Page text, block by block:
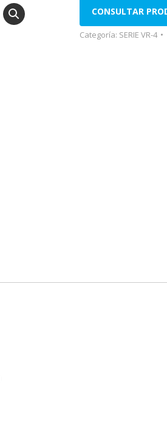
CONSULTAR
Categoría: SERIE VR-4